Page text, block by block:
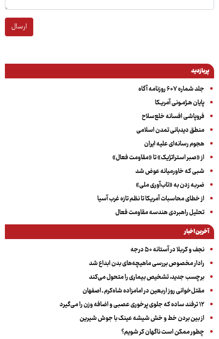
ارسال
پربازدید
جلد شماره ۶۰۷ روزنامه آگاه
پایان هـژمـونی آمریـکا
فروپاشی افسانه خلع‌سلاح
منطق دیدبانی تمدن اسلامی
هجوم رسانه‌ای علیه ایران
از «صبر استراتژیک» تا «مقاومت فعال»
شبی که خاورمیانه عوض شد
ضربه زدن به «تاب‌آوری ملی»
از خطای محاسبات آمریکا تا نظم تازه غرب آسیا
تحلیل راهبردی هندسه مقاومت فعال
آخرین اخبار
نجف و کربلا در آستانه ۵۰ درجه
رادار مخصوص بررسی ماهیچه‌های بدن ابداع شد
برچسب جدید، تشخیص بیماری را متحول می‌کند
مقتل‌خوانی روز اربعین در امامزاده شاه‌کرم ـ اصفهان
۱۲ ترفند ساده که جلوی پرخوری عصبی و اضافه ‌وزن را می‌گیرد
از بین بردن خط و خش شیشه عینک با جوش شیرین
چطور ممکن است ناگهان کر شویم؟